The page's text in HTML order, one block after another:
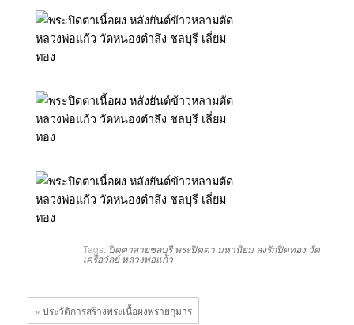
Tags: ปิดตาสายชลบุรี พระปิดตา มหานิยม ลงรักปิดทอง วัด
เครือวัลย์ หลวงพ่อแก้ว
« ประวัติการสร้างพระเนื้อผงพรายกุมาร